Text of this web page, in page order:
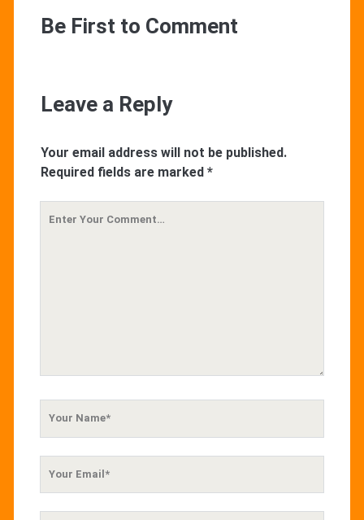
Be First to Comment
Leave a Reply
Your email address will not be published.
Required fields are marked *